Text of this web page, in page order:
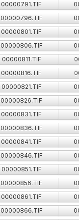
00000791.TIF
00000796.TIF
00000801.TIF
00000806.TIF
00000811.TIF
00000816.TIF
00000821.TIF
00000826.TIF
00000831.TIF
00000836.TIF
00000841.TIF
00000846.TIF
00000851.TIF
00000856.TIF
00000861.TIF
00000866.TIF